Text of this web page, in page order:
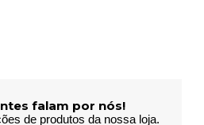
falam por nós!
de produtos da nossa loja.